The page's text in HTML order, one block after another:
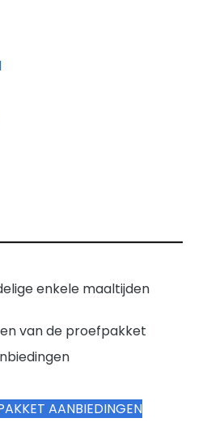
enkele maaltijden
van de proefpakket
AANBIEDINGEN